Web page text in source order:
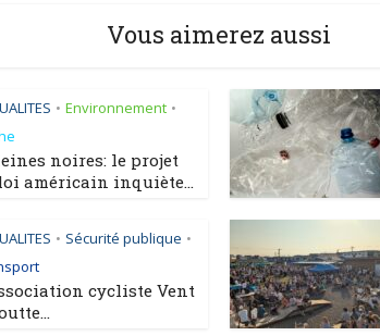
Vous aimerez aussi
• Environnement •
noires: le projet
américain inquiète...
• Sécurité publique •
cycliste Vent